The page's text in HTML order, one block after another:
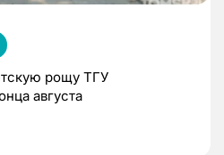
рощу ТГУ
августа